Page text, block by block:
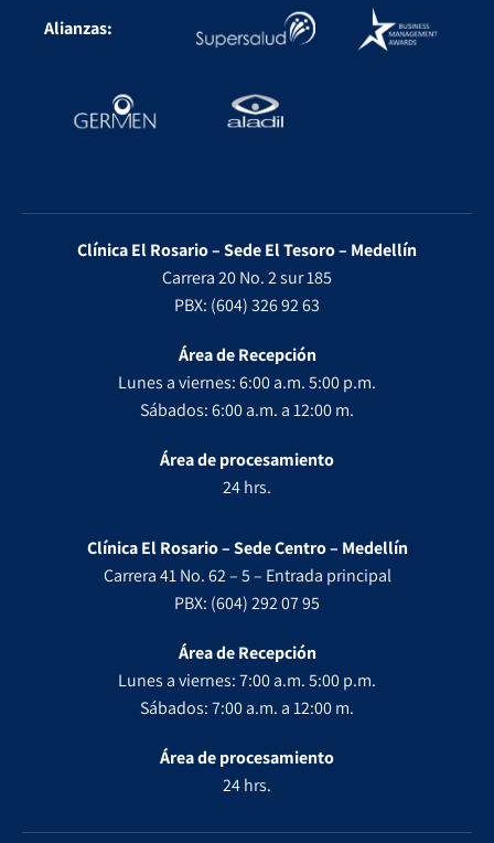
Alianzas:
Clínica El Rosario – Sede El Tesoro – Medellín
Carrera 20 No. 2 sur 185
PBX: (604) 326 92 63
Área de Recepción
Lunes a viernes: 6:00 a.m. 5:00 p.m.
Sábados: 6:00 a.m. a 12:00 m.
Área de procesamiento
24 hrs.
Clínica El Rosario – Sede Centro – Medellín
Carrera 41 No. 62 – 5 – Entrada principal
PBX: (604) 292 07 95
Área de Recepción
Lunes a viernes: 7:00 a.m. 5:00 p.m.
Sábados: 7:00 a.m. a 12:00 m.
Área de procesamiento
24 hrs.